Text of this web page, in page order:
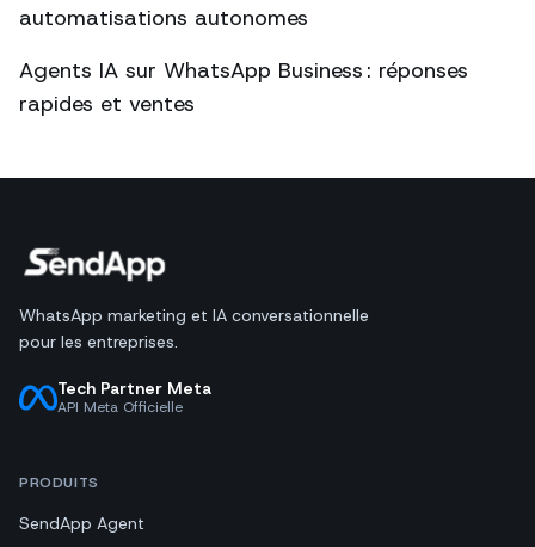
automatisations autonomes
Agents IA sur WhatsApp Business : réponses
rapides et ventes
WhatsApp marketing et IA conversationnelle
pour les entreprises.
Tech Partner Meta
API Meta Officielle
PRODUITS
SendApp Agent